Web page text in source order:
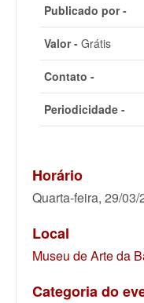
Publicado por -
Valor - Grátis
Contato -
Periodicidade -
Horário
Quarta-feira, 29/
Local
Museu de Arte da
Categoria do